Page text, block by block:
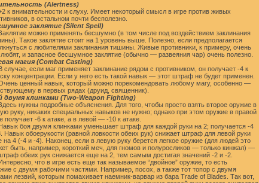
(Alertness)
к внимательности и слуху. Имеет некоторый смысл в игре против живых
в остальном почти бесполезно.
заклятие (Silent Spell)
можно применять бесшумно (в том числе под воздействием заклинания
Такое заклятие стоит на 1 уровень выше. Полезно, если предполагается
с любителями заклинания тишины. Живые противники, к примеру, очень
любят, и запасное бесшумное заклятие (обычно — развеяния чар) очень полезно.
магия (Combat Casting)
если маг применяет заклинание рядом с противником, он получает -4 к
концентрации. Если у него есть такой навык — этот штраф не будет применен.
ценный навык, который можно порекомендовать любому магу, особенно —
в первых рядах (друид, священник).
двумя клинками (Two-Weapon Fighting)
нужны подробные объяснения. Для того, чтобы просто взять второе оружие в
руку, никаких специальных навыков не нужно; однако при этом оружие в правой
получает -6 к атаке, а в левой — -10 к атаке.
боя двумя клинками уменьшает штраф для каждой руки на 2; получается -4
Навык обоерукости (равной ловкости обеих рук) снижает штраф для левой руки
на 4 (-4 и -4). Наконец, если в левую руку берется легкое оружие (для людей это
быть, например, короткий меч, для гномов и полуросликов — только кинжал) —
обеих рук снижается еще на 2, тем самым достигая значений -2 и -2.
что в игре есть еще так называемое “двойное” оружие, то есть
с двумя рабочими частями. Например, посох, а также тот топор с двумя
лезвий, которым помахивает наемник-варвар из бара Trade of Blades. Так вот,